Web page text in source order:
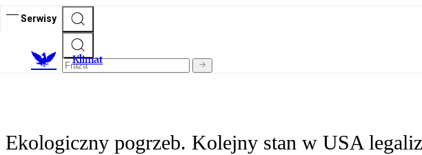
Serwisy
Klimat
Ekologiczny pogrzeb. Kolejny stan w USA